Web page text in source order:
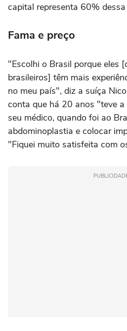
capital representa 60%
Fama e preço
"Escolhi o Brasil porque eles
brasileiros] têm mais
no meu país", diz a suíça
conta que há 20 anos "teve
seu médico, quando foi ao
abdominoplastia e colocar
"Fiquei muito satisfeita com